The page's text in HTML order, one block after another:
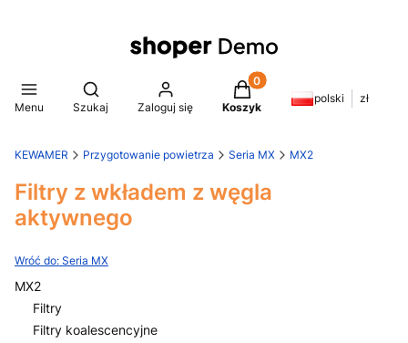
Menu
Otwórz wyszukiwarkę
Szukaj Zaloguj się
Produkty w koszyku: 0.
Koszyk
polski zł
KEWAMER Przygotowanie powietrza Seria MX MX2
Filtry z wkładem z węgla
aktywnego
Wróć do: Seria MX
MX2
Filtry
Filtry koalescencyjne